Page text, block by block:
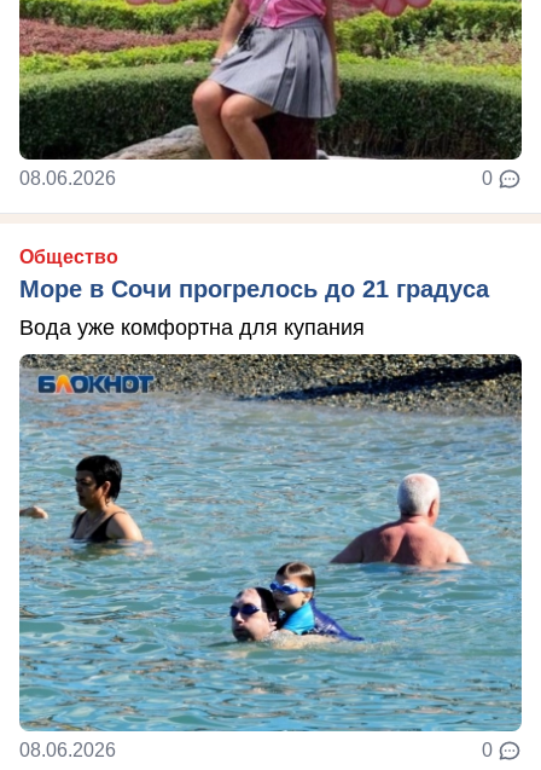
08.06.2026 0
Общество
Море в Сочи прогрелось до 21 градуса
Вода уже комфортна для купания
08.06.2026 0